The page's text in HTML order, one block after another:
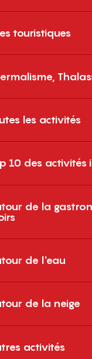
touristiques
les activités
10 des activités
de la
de l'eau
de la neige
activités